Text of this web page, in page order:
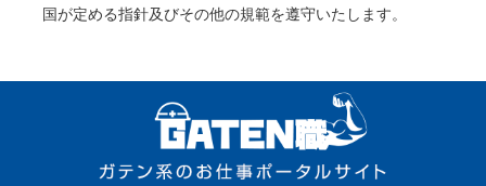
国が定める指針及びその他の規範を遵守いたします。